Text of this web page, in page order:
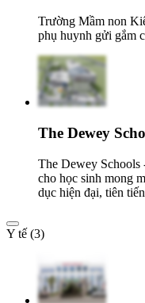
Trường Mầm non
phụ huynh gửi gắm
The Dewey
The Dewey Schools
cho học sinh mong
dục hiện đại, tiên
Y tế (3)